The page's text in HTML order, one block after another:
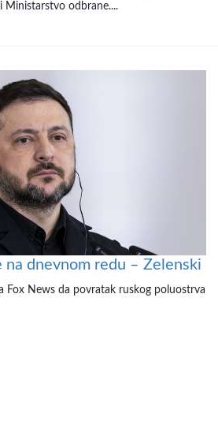
Ministarstvo odbrane....
dnevnom redu – Zelenski
Fox News da povratak ruskog poluostrva